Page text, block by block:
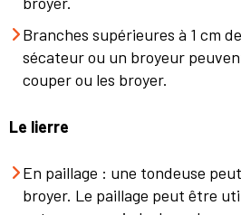
Branches supérieures à 1 cm
sécateur ou un broyeur
couper ou les broyer.
Le lierre
En paillage : une tondeuse
broyer. Le paillage peut être